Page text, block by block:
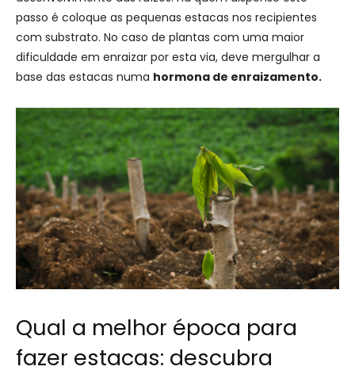
passo é coloque as pequenas estacas nos recipientes
com substrato. No caso de plantas com uma maior
dificuldade em enraizar por esta via, deve mergulhar a
base das estacas numa hormona de enraizamento.
Qual a melhor época para
fazer estacas: descubra